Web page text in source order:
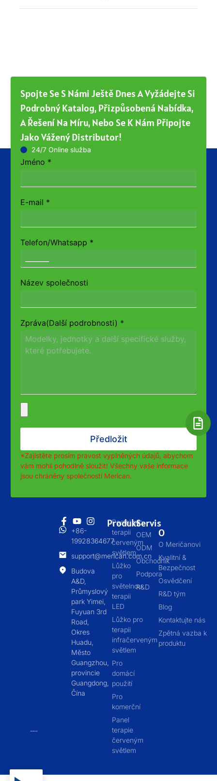
Spojte Se S Námi Ještě Dnes A Vyžádejte Si
Podrobný Katalog, Přizpůsobená Nabídka,
A Řešení Na Míru, Nebo Se K Nám Připojte
Jako Vážený Distributor!
24/7 Online služba
Jméno *
E-mail *
Telefon/Whatsapp *
Název společnosti
Zpráva(Další podrobnosti) *
Předložit
*Zajistěte prosím pravost vyplněných údajů, abychom
vám mohli pohodlně sloužit! Všechny vaše informace
jsou chráněny společností Merican.
+86-
19928364677
support@merican.com.cn
Budova
A&D,
Průmyslový
park Yimei,
Fuyuan 3rd
Road,
Okres
Huadu,
Město
Guangzhou,
provincie
Guangdong,
Čína
Produkt
Postel pro
terapii
červeným
světlem
Lůžko
pro
světelnou
terapii
LED
Lůžko pro
terapii
infračerveným
světlem
Pro
domácí
použití
Pro
komerční
Panel
terapie
červeným
světlem
Servis
OEM
ODM
Obchodník
Podpora
R&D
O
O Meričanovi
Kvalitní &
Bezpečnost
Osvědčení
R&D tým
Blog
Kontaktujte nás
Zpětná vazba k
produktu